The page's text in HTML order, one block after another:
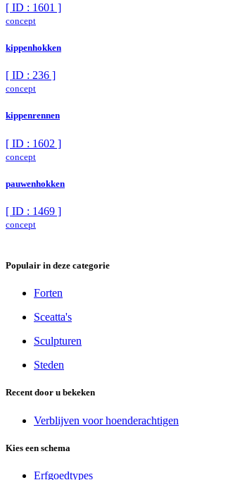
[ ID : 1601 ]
concept
kippenhokken
[ ID : 236 ]
concept
kippenrennen
[ ID : 1602 ]
concept
pauwenhokken
[ ID : 1469 ]
concept
Populair in deze categorie
Forten
Sceatta's
Sculpturen
Steden
Recent door u bekeken
Verblijven voor hoenderachtigen
Kies een schema
Erfgoedtypes